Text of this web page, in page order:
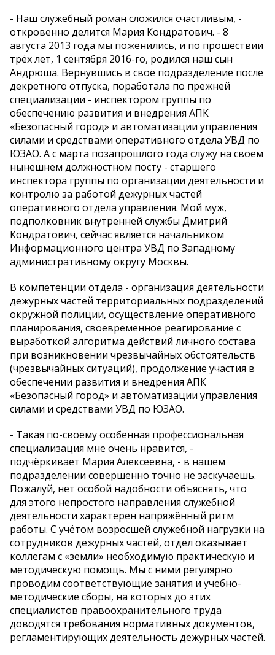
- Наш служебный роман сложился счастливым, -
откровенно делится Мария Кондратович. - 8
августа 2013 года мы поженились, и по прошествии
трёх лет, 1 сентября 2016-го, родился наш сын
Андрюша. Вернувшись в своё подразделение после
декретного отпуска, поработала по прежней
специализации - инспектором группы по
обеспечению развития и внедрения АПК
«Безопасный город» и автоматизации управления
силами и средствами оперативного отдела УВД по
ЮЗАО. А с марта позапрошлого года служу на своём
нынешнем должностном посту - старшего
инспектора группы по организации деятельности и
контролю за работой дежурных частей
оперативного отдела управления. Мой муж,
подполковник внутренней службы Дмитрий
Кондратович, сейчас является начальником
Информационного центра УВД по Западному
административному округу Москвы.
В компетенции отдела - организация деятельности
дежурных частей территориальных подразделений
окружной полиции, осуществление оперативного
планирования, своевременное реагирование с
выработкой алгоритма действий личного состава
при возникновении чрезвычайных обстоятельств
(чрезвычайных ситуаций), продолжение участия в
обеспечении развития и внедрения АПК
«Безопасный город» и автоматизации управления
силами и средствами УВД по ЮЗАО.
- Такая по-своему особенная профессиональная
специализация мне очень нравится, -
подчёркивает Мария Алексеевна, - в нашем
подразделении совершенно точно не заскучаешь.
Пожалуй, нет особой надобности объяснять, что
для этого непростого направления служебной
деятельности характерен напряжённый ритм
работы. С учётом возросшей служебной нагрузки на
сотрудников дежурных частей, отдел оказывает
коллегам с «земли» необходимую практическую и
методическую помощь. Мы с ними регулярно
проводим соответствующие занятия и учебно-
методические сборы, на которых до этих
специалистов правоохранительного труда
доводятся требования нормативных документов,
регламентирующих деятельность дежурных частей.